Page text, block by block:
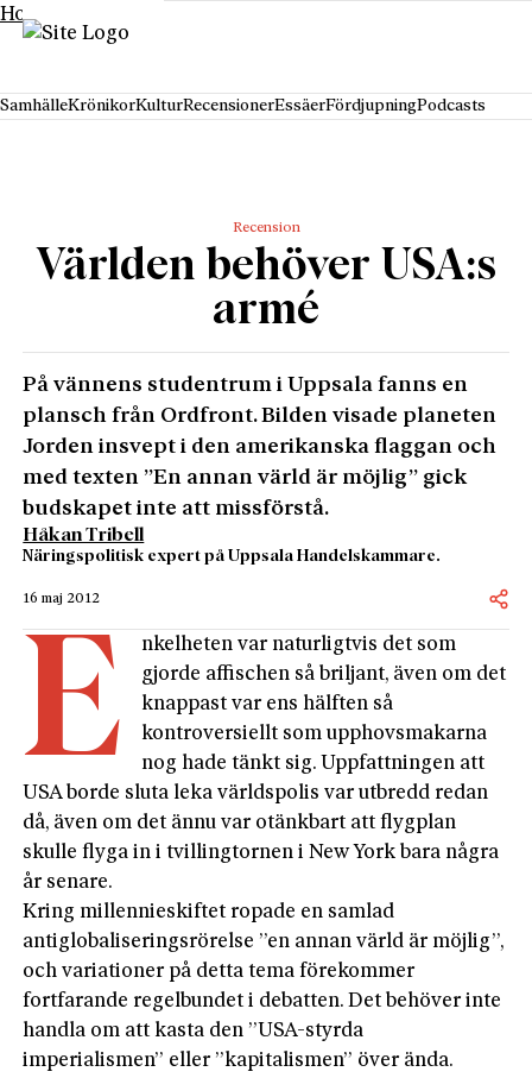
Hoppa till innehåll
SamhälleKrönikorKulturRecensionerEssäerFördjupningPodcasts
Recension
Världen behöver USA:s
armé
På vännens studentrum i Uppsala fanns en
plansch från Ordfront. Bilden visade planeten
Jorden insvept i den amerikanska flaggan och
med texten ”En annan värld är möjlig” gick
budskapet inte att missförstå.
Håkan Tribell
Näringspolitisk expert på Uppsala Handelskammare.
16 maj 2012
E
nkelheten var naturligtvis det som
gjorde affischen så briljant, även om det
knappast var ens hälften så
kontroversiellt som upphovsmakarna
nog hade tänkt sig. Uppfattningen att
USA borde sluta leka världspolis var utbredd redan
då, även om det ännu var otänkbart att flygplan
skulle flyga in i tvillingtornen i New York bara några
år senare.
Kring millennieskiftet ropade en samlad
antiglobaliseringsrörelse ”en annan värld är möjlig”,
och variationer på detta tema förekommer
fortfarande regelbundet i debatten. Det behöver inte
handla om att kasta den ”USA-styrda
imperialismen” eller ”kapitalismen” över ända.